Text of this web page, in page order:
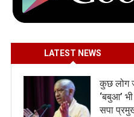
LATEST NEWS
कुछ लोग
‘बबुआ’
सपा